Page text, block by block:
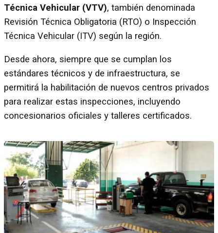
Técnica Vehicular (VTV), también denominada
Revisión Técnica Obligatoria (RTO) o Inspección
Técnica Vehicular (ITV) según la región.
Desde ahora, siempre que se cumplan los
estándares técnicos y de infraestructura, se
permitirá la habilitación de nuevos centros privados
para realizar estas inspecciones, incluyendo
concesionarios oficiales y talleres certificados.